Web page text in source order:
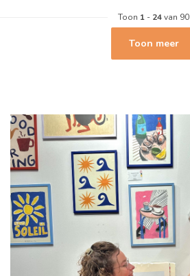
Toon 1 - 24van 90
Toon meer